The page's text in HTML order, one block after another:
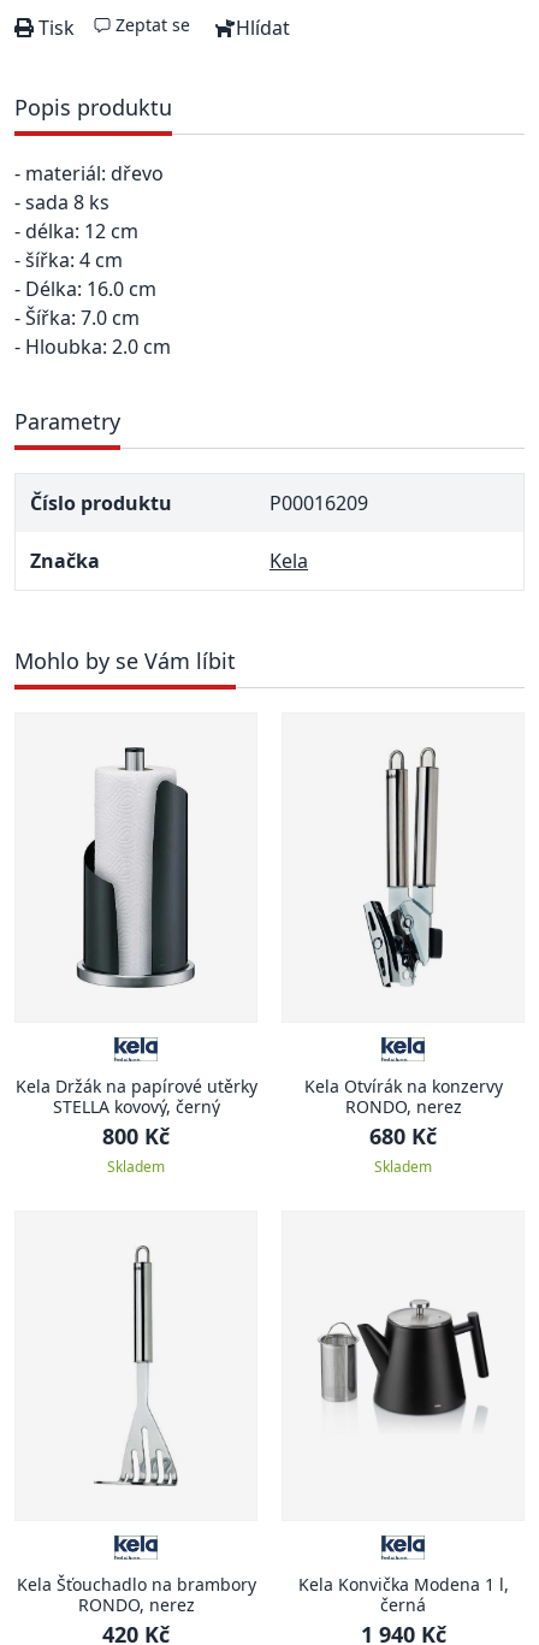
Tisk Zeptat se Hlídat
Popis produktu
- materiál: dřevo
- sada 8 ks
- délka: 12 cm
- šířka: 4 cm
- Délka: 16.0 cm
- Šířka: 7.0 cm
- Hloubka: 2.0 cm
Parametry
Číslo produktu P00016209
Značka Kela
Mohlo by se Vám líbit
Kela Držák na papírové utěrky
STELLA kovový, černý
800 Kč
Skladem
Kela Otvírák na konzervy
RONDO, nerez
680 Kč
Skladem
Kela Šťouchadlo na brambory
RONDO, nerez
420 Kč
Kela Konvička Modena 1 l,
černá
1 940 Kč